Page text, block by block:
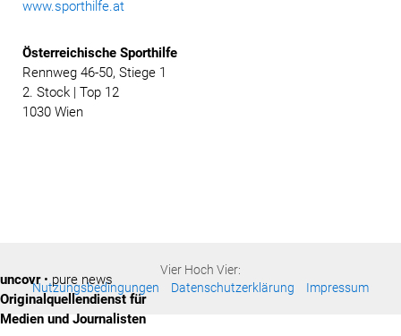
www.sporthilfe.at
Österreichische Sporthilfe
Rennweg 46-50, Stiege 1
2. Stock | Top 12
1030 Wien
Vier Hoch Vier:
Nutzungsbedingungen
Datenschutzerklärung Impressum
uncovr• pure news
Originalquellendienst für
Medien und Journalisten